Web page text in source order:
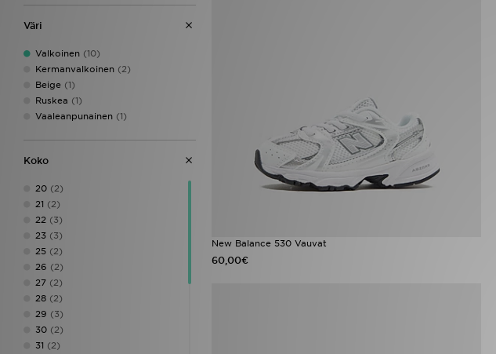
Väri
Valkoinen (10)
Kermanvalkoinen (2)
Beige (1)
Ruskea (1)
Vaaleanpunainen (1)
Koko
20 (2)
21 (2)
22 (3)
23 (3)
25 (2)
26 (2)
27 (2)
28 (2)
29 (3)
30 (2)
31 (2)
New Balance 530 Vauvat
60,00€